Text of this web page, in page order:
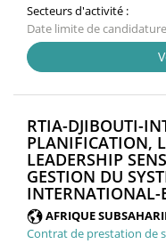
Secteurs d'activité :
Date limite de
RTIA-DJIBOUTI-
PLANIFICATION,
LEADERSHIP
GESTION DU
INTERNATIONAL-
AFRIQUE
Contrat de prestation de